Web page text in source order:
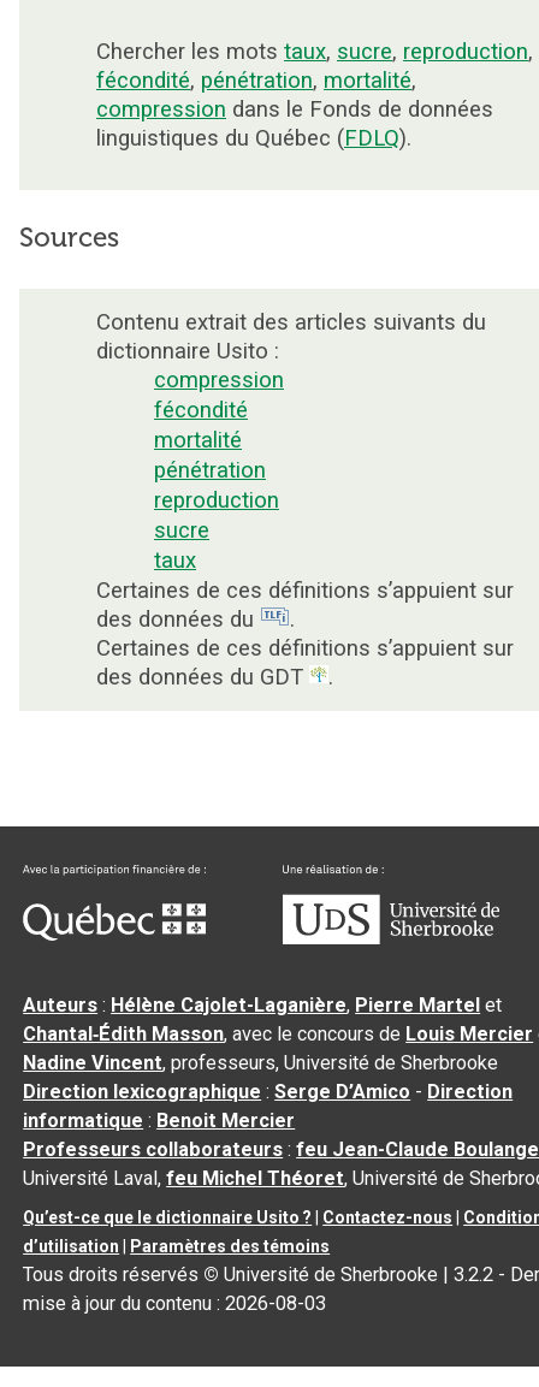
Chercher les mots taux, sucre, reproduction,
fécondité, pénétration, mortalité,
compression dans le Fonds de données
linguistiques du Québec (FDLQ).
Sources
Contenu extrait des articles suivants du
dictionnaire Usito :
compression
fécondité
mortalité
pénétration
reproduction
sucre
taux
Certaines de ces définitions s’appuient sur
des données du
.
Certaines de ces définitions s’appuient sur
des données du GDT
.
Auteurs : Hélène Cajolet-Laganière, Pierre Martel et
Chantal‑Édith Masson, avec le concours de Louis Mercier
Nadine Vincent, professeurs, Université de Sherbrooke
Direction lexicographique :Serge D’Amico - Direction
informatique : Benoit Mercier
Professeurs collaborateurs :feu Jean-Claude
Université Laval,feu Michel Théoret, Université de
Qu’est-ce que le dictionnaire Usito ? | Contactez-nous |
d’utilisation | Paramètres des témoins
Tous droits réservés © Université de Sherbrooke |3.2.2 -
mise à jour du contenu :2026-08-03